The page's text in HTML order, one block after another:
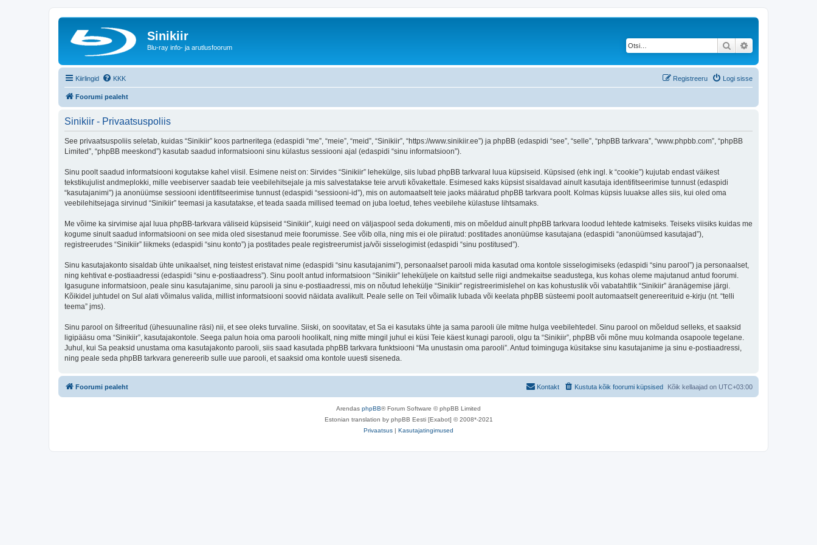
Sinikiir
Blu-ray info- ja arutlusfoorum Otsi
Kiirlingid KKK Logi sisse
Registreeru
Foorumi pealeht
Sinikiir - Privaatsuspoliis
See privaatsuspoliis seletab, kuidas “Sinikiir” koos partneritega (edaspidi “me”, “meie”, “meid”, “Sinikiir”, “https://www.sinikiir.ee”) ja phpBB (edaspidi “see”, “selle”, “phpBB tarkvara”, “www.phpbb.com”, “phpBB
Limited”, “phpBB meeskond”) kasutab saadud informatsiooni sinu külastus sessiooni ajal (edaspidi “sinu informatsioon”).
Sinu poolt saadud informatsiooni kogutakse kahel viisil. Esimene neist on: Sirvides “Sinikiir” lehekülge, siis lubad phpBB tarkvaral luua küpsiseid. Küpsised (ehk ingl. k “cookie”) kujutab endast väikest
tekstikujulist andmeplokki, mille veebiserver saadab teie veebilehitsejale ja mis salvestatakse teie arvuti kõvakettale. Esimesed kaks küpsist sisaldavad ainult kasutaja identifitseerimise tunnust (edaspidi
“kasutajanimi”) ja anonüümse sessiooni identifitseerimise tunnust (edaspidi “sessiooni-id”), mis on automaatselt teie jaoks määratud phpBB tarkvara poolt. Kolmas küpsis luuakse alles siis, kui oled oma
veebilehitsejaga sirvinud “Sinikiir” teemasi ja kasutatakse, et teada saada millised teemad on juba loetud, tehes veebilehe külastuse lihtsamaks.
Me võime ka sirvimise ajal luua phpBB-tarkvara väliseid küpsiseid “Sinikiir”, kuigi need on väljaspool seda dokumenti, mis on mõeldud ainult phpBB tarkvara loodud lehtede katmiseks. Teiseks viisiks kuidas me
kogume sinult saadud informatsiooni on see mida oled sisestanud meie foorumisse. See võib olla, ning mis ei ole piiratud: postitades anonüümse kasutajana (edaspidi “anonüümsed kasutajad”),
registreerudes “Sinikiir” liikmeks (edaspidi “sinu konto”) ja postitades peale registreerumist ja/või sisselogimist (edaspidi “sinu postitused”).
Sinu kasutajakonto sisaldab ühte unikaalset, ning teistest eristavat nime (edaspidi “sinu kasutajanimi”), personaalset parooli mida kasutad oma kontole sisselogimiseks (edaspidi “sinu parool”) ja personaalset,
ning kehtivat e-postiaadressi (edaspidi “sinu e-postiaadress”). Sinu poolt antud informatsioon “Sinikiir” leheküljele on kaitstud selle riigi andmekaitse seadustega, kus kohas oleme majutanud antud foorumi.
Igasugune informatsioon, peale sinu kasutajanime, sinu parooli ja sinu e-postiaadressi, mis on nõutud lehekülje “Sinikiir” registreerimislehel on kas kohustuslik või vabatahtlik “Sinikiir” äranägemise järgi.
Kõikidel juhtudel on Sul alati võimalus valida, millist informatsiooni soovid näidata avalikult. Peale selle on Teil võimalik lubada või keelata phpBB süsteemi poolt automaatselt genereerituid e-kirju (nt. “telli
teema” jms).
Sinu parool on šifreeritud (ühesuunaline räsi) nii, et see oleks turvaline. Siiski, on soovitatav, et Sa ei kasutaks ühte ja sama parooli üle mitme hulga veebilehtedel. Sinu parool on mõeldud selleks, et saaksid
ligipääsu oma “Sinikiir”, kasutajakontole. Seega palun hoia oma parooli hoolikalt, ning mitte mingil juhul ei küsi Teie käest kunagi parooli, olgu ta “Sinikiir”, phpBB või mõne muu kolmanda osapoole tegelane.
Juhul, kui Sa peaksid unustama oma kasutajakonto parooli, siis saad kasutada phpBB tarkvara funktsiooni “Ma unustasin oma parooli”. Antud toiminguga küsitakse sinu kasutajanime ja sinu e-postiaadressi,
ning peale seda phpBB tarkvara genereerib sulle uue parooli, et saaksid oma kontole uuesti siseneda.
Foorumi pealeht Kõik kellaajad on UTC+03:00
Kustuta kõik foorumi küpsised
Kontakt
Arendas phpBB® Forum Software © phpBB Limited
Estonian translation by phpBB Eesti [Exabot] © 2008*-2021
Privaatsus | Kasutajatingimused